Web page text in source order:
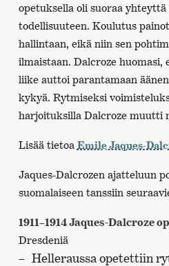
opetuksella oli suoraa yhteyttä
todellisuuteen. Koulutus
hallintaan, eikä niin sen
ilmaistaan. Dalcroze
liike auttoi parantamaan
kykyä. Rytmiseksi
harjoituksilla Dalcroze muutti
Lisää tietoa Emile Jaques-
Jaques-Dalcrozen ajatteluun
suomalaiseen tanssiin
1911–1914 Jaques-Dalcroze
Dresdeniä
Helleraussa opetettiin